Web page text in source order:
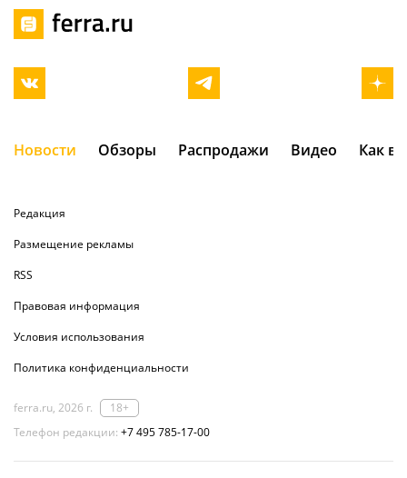
Новости Обзоры Распродажи Видео Как
Редакция
Размещение рекламы
RSS
Правовая информация
Условия использования
Политика конфиденциальности
ferra.ru, 2026 г.
18+
Телефон редакции: +7 495 785-17-00